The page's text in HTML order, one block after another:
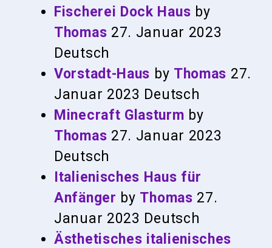
Fischerei Dock Haus by
Thomas 27. Januar 2023
Deutsch
Vorstadt-Haus by Thomas 27.
Januar 2023 Deutsch
Minecraft Glasturm by
Thomas 27. Januar 2023
Deutsch
Italienisches Haus für
Anfänger by Thomas 27.
Januar 2023 Deutsch
Ästhetisches italienisches